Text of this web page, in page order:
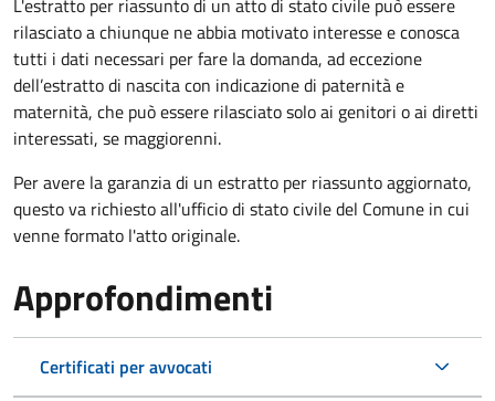
rilasciato a chiunque ne abbia motivato interesse e conosca
tutti i dati necessari per fare la domanda, ad eccezione
dell’estratto di nascita con indicazione di paternità e
maternità, che può essere rilasciato solo ai genitori o ai diretti
interessati, se maggiorenni.
Per avere la garanzia di un estratto per riassunto aggiornato,
questo va richiesto all'ufficio di stato civile del Comune in cui
venne formato l'atto originale.
Approfondimenti
Certificati per avvocati